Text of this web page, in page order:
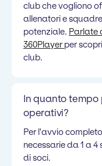
club che vogliono
allenatori e
potenziale. Parlate
360Player per
club.
In quanto tempo
operativi?
Per l'avvio
necessarie da 1 a
di soci.